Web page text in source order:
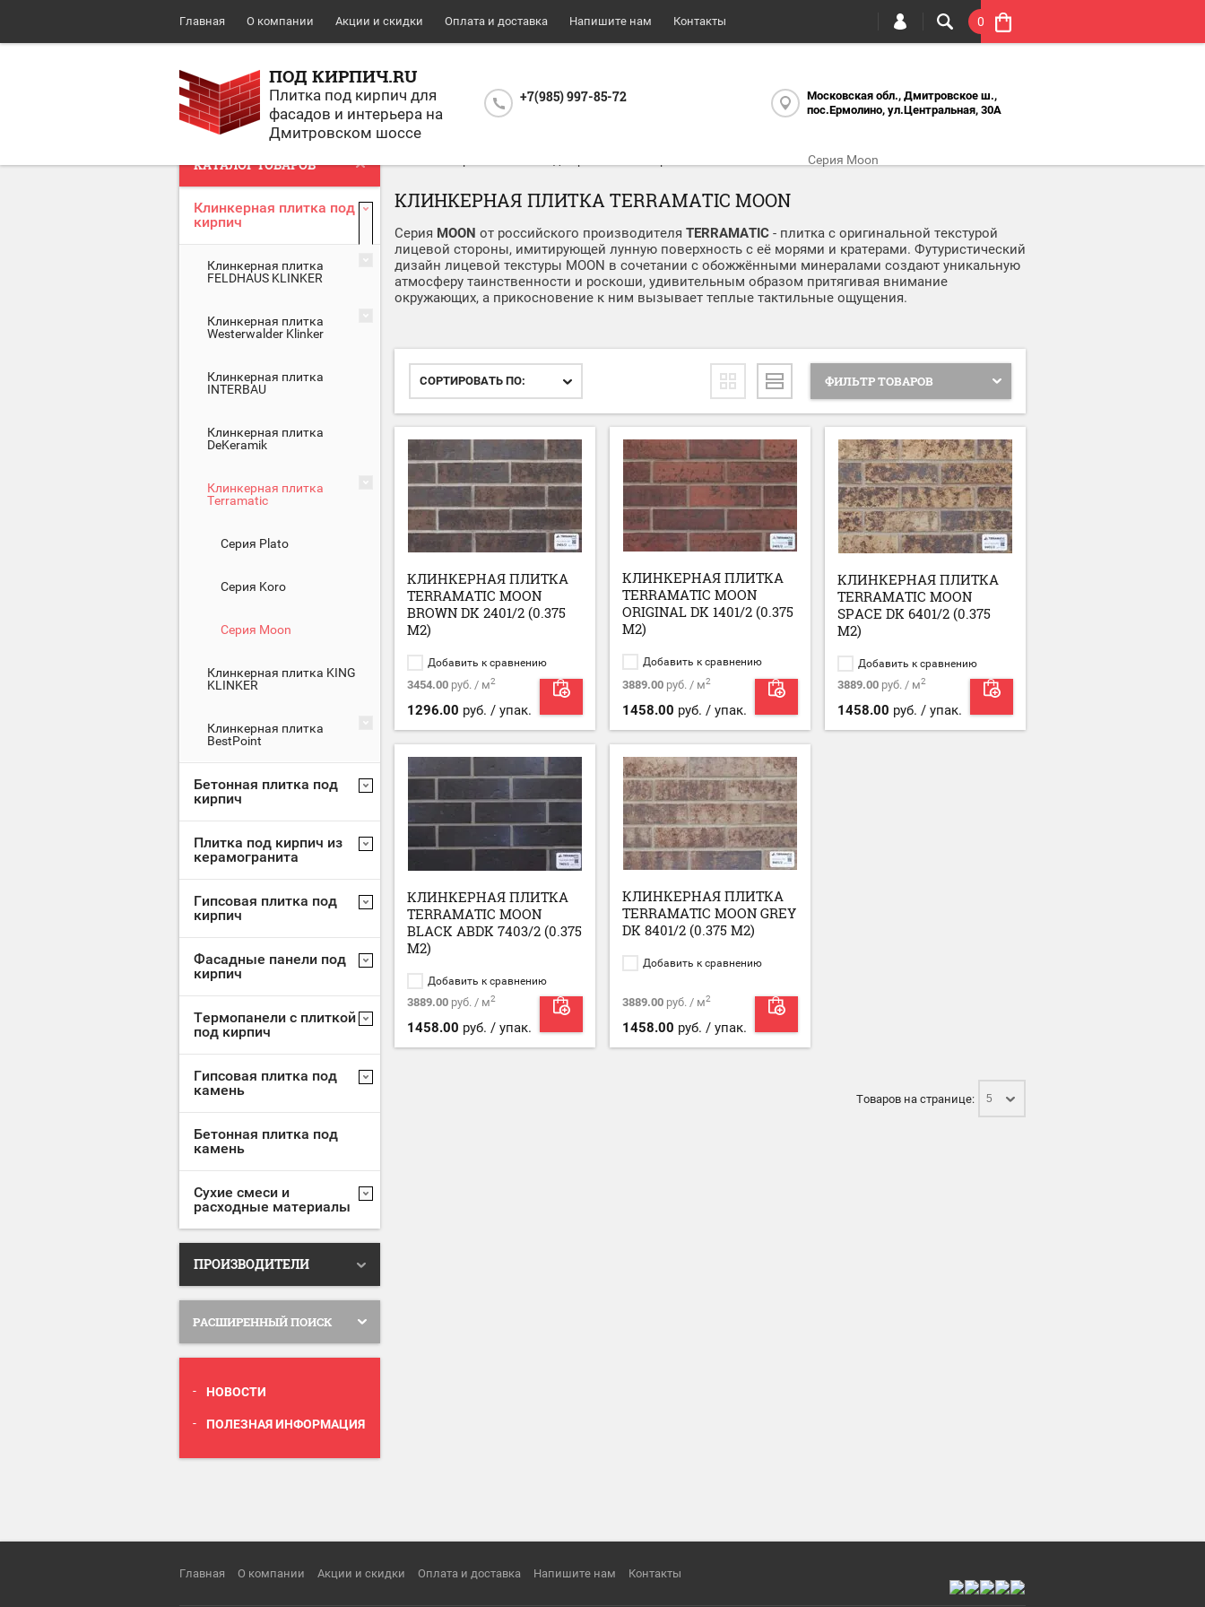
Главная О компании Акции и скидки Оплата и доставка Напишите нам Контакты 0
ПОД КИРПИЧ.RU
Плитка под кирпич для
фасадов и интерьера на
Дмитровском шоссе
+7(985) 997-85-72
Московская обл., Дмитровское ш.,
пос.Ермолино, ул.Центральная, 30А
КАТАЛОГ ТОВАРОВ
Клинкерная плитка под
кирпич
Клинкерная плитка
FELDHAUS KLINKER
Клинкерная плитка
Westerwalder Klinker
Клинкерная плитка
INTERBAU
Клинкерная плитка
DeKeramik
Клинкерная плитка
Terramatic
Серия Plato
Серия Koro
Серия Moon
Клинкерная плитка KING
KLINKER
Клинкерная плитка
BestPoint
Бетонная плитка под
кирпич
Плитка под кирпич из
керамогранита
Гипсовая плитка под
кирпич
Фасадные панели под
кирпич
Термопанели с плиткой
под кирпич
Гипсовая плитка под
камень
Бетонная плитка под
камень
Сухие смеси и
расходные материалы
ПРОИЗВОДИТЕЛИ
РАСШИРЕННЫЙ ПОИСК
НОВОСТИ
ПОЛЕЗНАЯ ИНФОРМАЦИЯ
Серия Moon
КЛИНКЕРНАЯ ПЛИТКА TERRAMATIC MOON
Серия MOON от российского производителя TERRAMATIC - плитка с оригинальной текстурой
лицевой стороны, имитирующей лунную поверхность с её морями и кратерами. Футуристический
дизайн лицевой текстуры MOON в сочетании с обожжёнными минералами создают уникальную
атмосферу таинственности и роскоши, удивительным образом притягивая внимание
окружающих, а прикосновение к ним вызывает теплые тактильные ощущения.
ФИЛЬТР ТОВАРОВ
СОРТИРОВАТЬ ПО:
КЛИНКЕРНАЯ ПЛИТКА
TERRAMATIC MOON
BROWN DK 2401/2 (0.375
М2)
Добавить к сравнению
3454.00 руб. / м2
1296.00 руб. / упак.
КЛИНКЕРНАЯ ПЛИТКА
TERRAMATIC MOON
ORIGINAL DK 1401/2 (0.375
М2)
Добавить к сравнению
3889.00 руб. / м2
1458.00 руб. / упак.
КЛИНКЕРНАЯ ПЛИТКА
TERRAMATIC MOON
SPACE DK 6401/2 (0.375
М2)
Добавить к сравнению
3889.00 руб. / м2
1458.00 руб. / упак.
КЛИНКЕРНАЯ ПЛИТКА
TERRAMATIC MOON
BLACK ABDK 7403/2 (0.375
М2)
Добавить к сравнению
3889.00 руб. / м2
1458.00 руб. / упак.
КЛИНКЕРНАЯ ПЛИТКА
TERRAMATIC MOON GREY
DK 8401/2 (0.375 М2)
Добавить к сравнению
3889.00 руб. / м2
1458.00 руб. / упак.
Товаров на странице: 5
Главная О компании Акции и скидки Оплата и доставка Напишите нам Контакты